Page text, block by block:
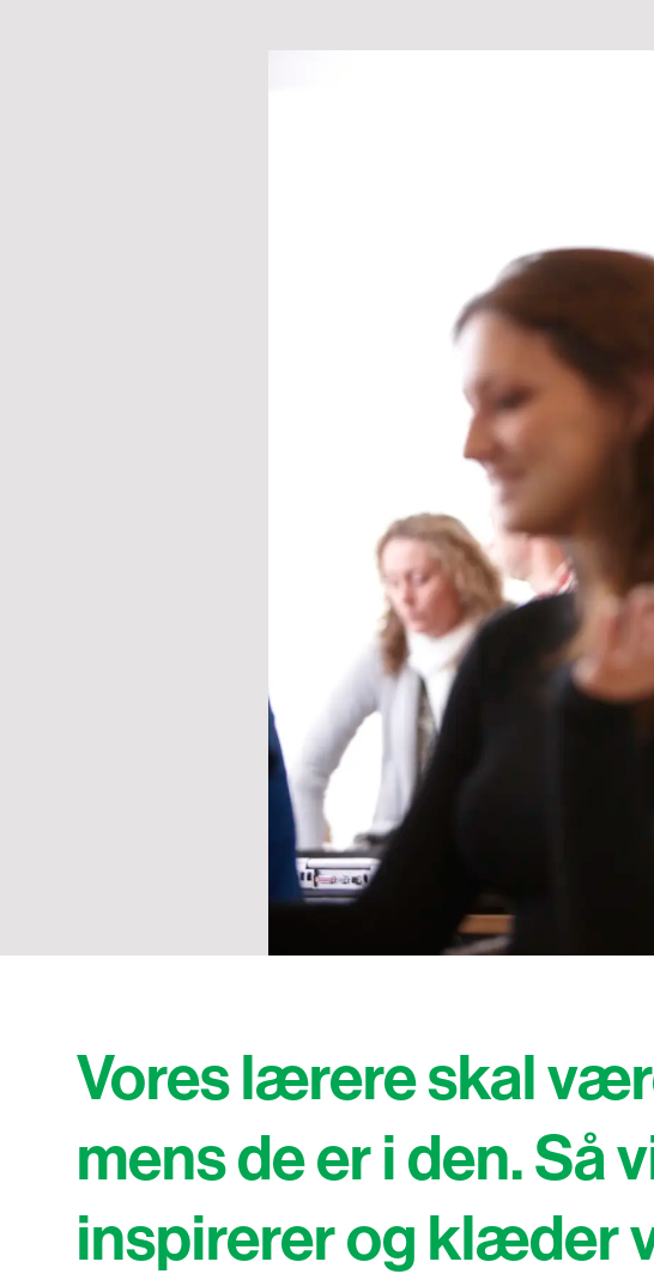
Vores lærere skal
mens de er i den. Så
inspirerer og klæder